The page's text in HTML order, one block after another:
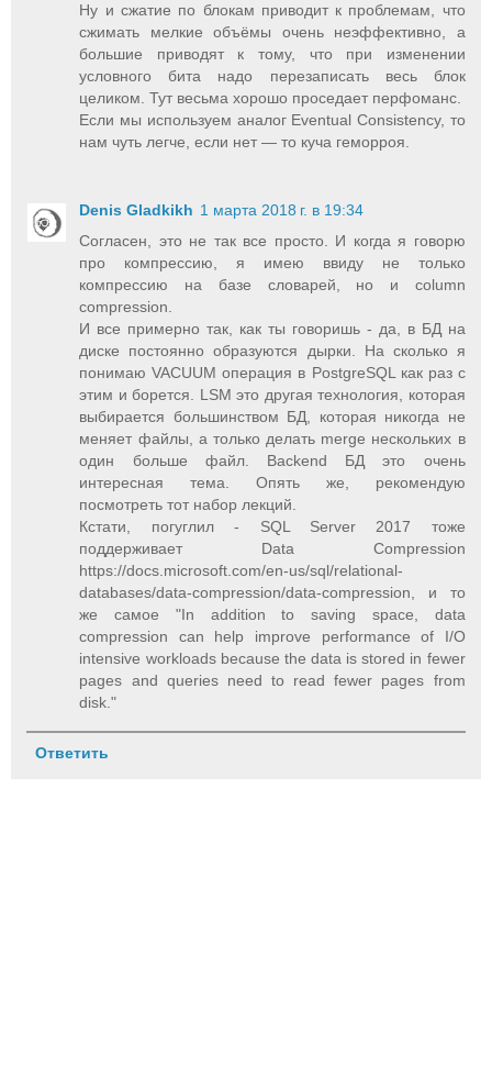
Ну и сжатие по блокам приводит к проблемам, что
сжимать мелкие объёмы очень неэффективно, а
большие приводят к тому, что при изменении
условного бита надо перезаписать весь блок
целиком. Тут весьма хорошо проседает перфоманс.
Если мы используем аналог Eventual Consistency, то
нам чуть легче, если нет — то куча геморроя.
Denis Gladkikh 1 марта 2018 г. в 19:34
Согласен, это не так все просто. И когда я говорю
про компрессию, я имею ввиду не только
компрессию на базе словарей, но и column
compression.
И все примерно так, как ты говоришь - да, в БД на
диске постоянно образуются дырки. На сколько я
понимаю VACUUM операция в PostgreSQL как раз с
этим и борется. LSM это другая технология, которая
выбирается большинством БД, которая никогда не
меняет файлы, а только делать merge нескольких в
один больше файл. Backend БД это очень
интересная тема. Опять же, рекомендую
посмотреть тот набор лекций.
Кстати, погуглил - SQL Server 2017 тоже
поддерживает Data Compression
https://docs.microsoft.com/en-us/sql/relational-
databases/data-compression/data-compression, и то
же самое "In addition to saving space, data
compression can help improve performance of I/O
intensive workloads because the data is stored in fewer
pages and queries need to read fewer pages from
disk."
Ответить